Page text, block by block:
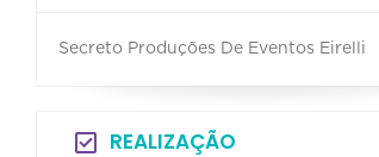
Secreto Produções De Eventos Eirelli
REALIZAÇÃO